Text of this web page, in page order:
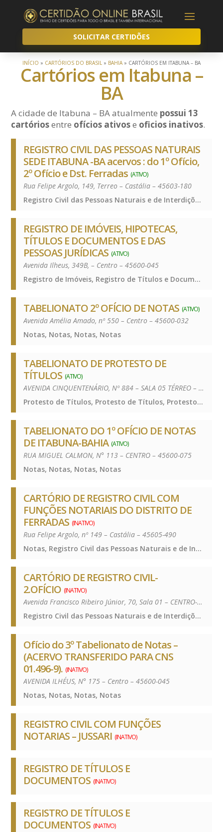
SOLICITAR CERTIDÕES
INÍCIO » CARTÓRIOS DO BRASIL » BAHIA» CARTÓRIOS EM ITABUNA – BA
Cartórios em Itabuna –
BA
A cidade de Itabuna – BA atualmente possui 13
cartóriosentre ofícios ativose oficios inativos.
REGISTRO CIVIL DAS PESSOAS NATURAIS
SEDE ITABUNA -BA acervos : do 1º Ofício,
2º Ofício e Dst. Ferradas (ATIVO)
Rua Felipe Argolo, 149, Terreo – Castália – 45603-180
Registro Civil das Pessoas Naturais e de Interdições e Tutelas, Registro Civil das Pessoas Naturais e de Interdições e Tutelas, Registro Civil das Pessoas Naturais e de Interdições e Tutelas, Registro Civil das Pessoas Naturais e de Interdições e Tutelas
REGISTRO DE IMÓVEIS, HIPOTECAS,
TÍTULOS E DOCUMENTOS E DAS
PESSOAS JURÍDICAS (ATIVO)
Avenida Ilheus, 349B, – Centro – 45600-045
Registro de Imóveis, Registro de Títulos e Documentos e Civis das Pessoas Jurídicas, Registro de Imóveis, Registro de Títulos e Documentos e Civis das Pessoas Jurídicas, Registro de Imóveis, Registro de Títulos e Documentos e Civis das Pessoas Jurídicas, Registro de Imóveis, Registro de Títulos e Documentos e Civis das Pessoas Jurídicas
TABELIONATO 2º OFÍCIO DE NOTAS (ATIVO)
Avenida Amélia Amado, nº 550 – Centro – 45600-032
Notas, Notas, Notas, Notas
TABELIONATO DE PROTESTO DE
TÍTULOS (ATIVO)
AVENIDA CINQUENTENÁRIO, Nº 884 – SALA 05 TÉRREO – EDF. BENJAMIN DE ANDRADE – CENTRO – 45600-002
Protesto de Títulos, Protesto de Títulos, Protesto de Títulos, Protesto de Títulos
TABELIONATO DO 1º OFÍCIO DE NOTAS
DE ITABUNA-BAHIA (ATIVO)
RUA MIGUEL CALMON, N° 113 – CENTRO – 45600-075
Notas, Notas, Notas, Notas
CARTÓRIO DE REGISTRO CIVIL COM
FUNÇÕES NOTARIAIS DO DISTRITO DE
FERRADAS (INATIVO)
Rua Felipe Argolo, nº 149 – Castália – 45605-490
Notas, Registro Civil das Pessoas Naturais e de Interdições e Tutelas, Notas, Registro Civil das Pessoas Naturais e de Interdições e Tutelas, Notas, Registro Civil das Pessoas Naturais e de Interdições e Tutelas, Notas, Registro Civil das Pessoas Naturais e de Interdições e Tutelas
CARTÓRIO DE REGISTRO CIVIL-
2.OFÍCIO (INATIVO)
Avenida Francisco Ribeiro Júnior, 70, Sala 01 – CENTRO-ITABUNA-BA – 45600-100
Registro Civil das Pessoas Naturais e de Interdições e Tutelas, Registro Civil das Pessoas Naturais e de Interdições e Tutelas, Registro Civil das Pessoas Naturais e de Interdições e Tutelas, Registro Civil das Pessoas Naturais e de Interdições e Tutelas
Ofício do 3º Tabelionato de Notas –
(ACERVO TRANSFERIDO PARA CNS
01.496-9). (INATIVO)
AVENIDA ILHÉUS, N° 175 – Centro – 45600-045
Notas, Notas, Notas, Notas
REGISTRO CIVIL COM FUNÇÕES
NOTARIAS – JUSSARI (INATIVO)
REGISTRO DE TÍTULOS E
DOCUMENTOS (INATIVO)
REGISTRO DE TÍTULOS E
DOCUMENTOS (INATIVO)